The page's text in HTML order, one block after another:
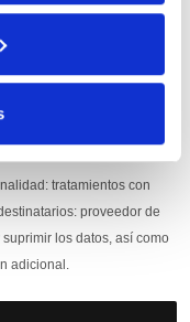
tratamientos con
proveedor de
los datos, así como
adicional.